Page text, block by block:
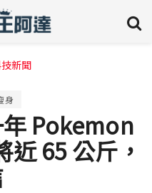
新聞
身
Pokemon
近 65 公斤，